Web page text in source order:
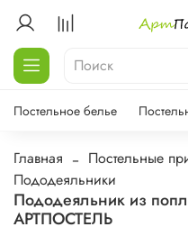
Постельное белье
Главная
Постельные
Пододеяльники
Пододеяльник из
АРТПОСТЕЛЬ